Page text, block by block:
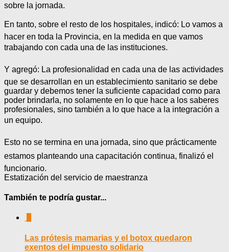
sobre la jornada.
En tanto, sobre el resto de los hospitales, indicó: Lo vamos a
hacer en toda la Provincia, en la medida en que vamos
trabajando con cada una de las instituciones.
Y agregó: La profesionalidad en cada una de las actividades
que se desarrollan en un establecimiento sanitario se debe
guardar y debemos tener la suficiente capacidad como para
poder brindarla, no solamente en lo que hace a los saberes
profesionales, sino también a lo que hace a la integración a
un equipo.
Esto no se termina en una jornada, sino que prácticamente
estamos planteando una capacitación continua, finalizó el
funcionario.
Estatización del servicio de maestranza
También te podría gustar...
Las prótesis mamarias y el botox quedaron
exentos del impuesto solidario